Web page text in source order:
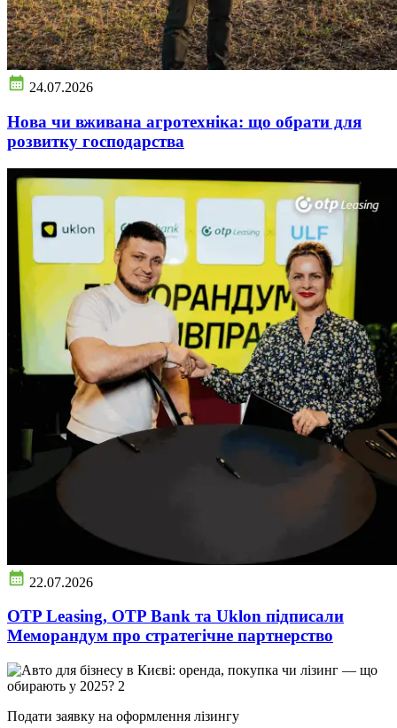
24.07.2026
Нова чи вживана агротехніка: що обрати для
розвитку господарства
22.07.2026
OTP Leasing, OTP Bank та Uklon підписали
Меморандум про стратегічне партнерство
Подати заявку на оформлення лізингу